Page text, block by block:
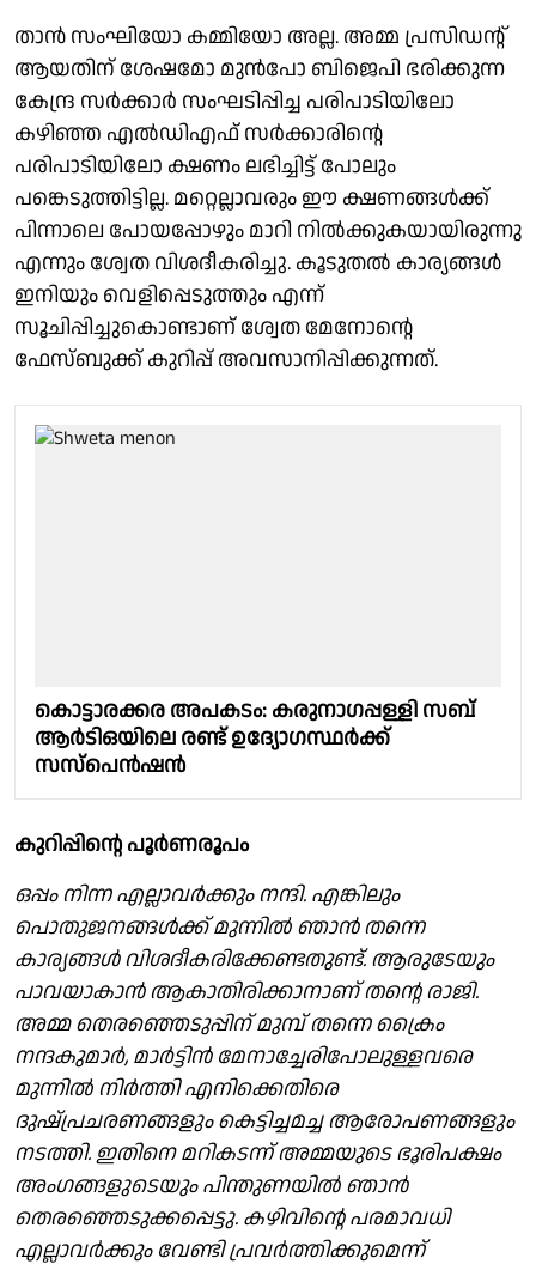
താന്‍ സംഘിയോ കമ്മിയോ അല്ല. അമ്മ പ്രസിഡന്റ്
ആയതിന് ശേഷമോ മുന്‍പോ ബിജെപി ഭരിക്കുന്ന
കേന്ദ്ര സര്‍ക്കാര്‍ സംഘടിപ്പിച്ച പരിപാടിയിലോ
കഴിഞ്ഞ എല്‍ഡിഎഫ് സര്‍ക്കാരിന്റെ
പരിപാടിയിലോ ക്ഷണം ലഭിച്ചിട്ട് പോലും
പങ്കെടുത്തിട്ടില്ല. മറ്റെല്ലാവരും ഈ ക്ഷണങ്ങള്‍ക്ക്
പിന്നാലെ പോയപ്പോഴും മാറി നില്‍ക്കുകയായിരുന്നു
എന്നും ശ്വേത വിശദീകരിച്ചു. കൂടുതല്‍ കാര്യങ്ങള്‍
ഇനിയും വെളിപ്പെടുത്തും എന്ന്
സൂചിപ്പിച്ചുകൊണ്ടാണ് ശ്വേത മേനോന്റെ
ഫേസ്ബുക്ക് കുറിപ്പ് അവസാനിപ്പിക്കുന്നത്.
കൊട്ടാരക്കര അപകടം: കരുനാഗപ്പള്ളി സബ്
ആർടിഒയിലെ രണ്ട് ഉദ്യോഗസ്ഥർക്ക്
സസ്പെൻഷൻ
കുറിപ്പിന്റെ പൂര്‍ണരൂപം
ഒപ്പം നിന്ന എല്ലാവര്‍ക്കും നന്ദി. എങ്കിലും
പൊതുജനങ്ങള്‍ക്ക് മുന്നില്‍ ഞാന്‍ തന്നെ
കാര്യങ്ങള്‍ വിശദീകരിക്കേണ്ടതുണ്ട്. ആരുടേയും
പാവയാകാന്‍ ആകാതിരിക്കാനാണ് തന്റെ രാജി.
അമ്മ തെരഞ്ഞെടുപ്പിന് മുമ്പ് തന്നെ ക്രൈം
നന്ദകുമാര്‍, മാര്‍ട്ടിന്‍ മേനാച്ചേരിപോലുള്ളവരെ
മുന്നില്‍ നിര്‍ത്തി എനിക്കെതിരെ
ദുഷ്പ്രചരണങ്ങളും കെട്ടിച്ചമച്ച ആരോപണങ്ങളും
നടത്തി. ഇതിനെ മറികടന്ന് അമ്മയുടെ ഭൂരിപക്ഷം
അംഗങ്ങളുടെയും പിന്തുണയില്‍ ഞാന്‍
തെരഞ്ഞെടുക്കപ്പെട്ടു. കഴിവിന്റെ പരമാവധി
എല്ലാവര്‍ക്കും വേണ്ടി പ്രവര്‍ത്തിക്കുമെന്ന്